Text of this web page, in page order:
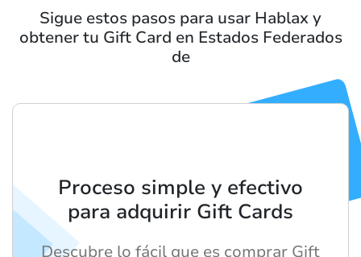
Sigue estos pasos para usar Hablax y
obtener tu Gift Card en Estados Federados
de
Proceso simple y efectivo
para adquirir Gift Cards
Descubre lo fácil que es comprar Gift